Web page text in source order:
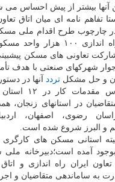
آنها بیشتر از پیش احساس می
تفاهم نامه ای میان اتاق
چارچوب طرح اقدام ملی
باعث آن، راه اندازی
تعاونی های مسکن
شهرکهای صنعتی با هدف
و حل مشکل تردد آنها در
بر این
در استانهای زنجان،
رضوی، اصفهان،
و البرز شروع شده است.
استانی مسکن های کارگری
آمده است؛دبیرخانه
ایران راه اندازی و
به ساماندهی متقاضیان و